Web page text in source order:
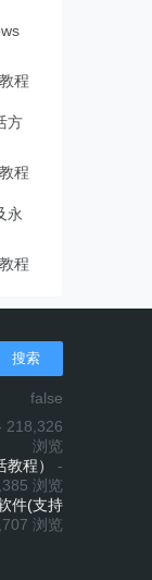
程
方
程
永
程
搜索
false
218,326
浏览
程）
-
浏览
件(支持
浏览